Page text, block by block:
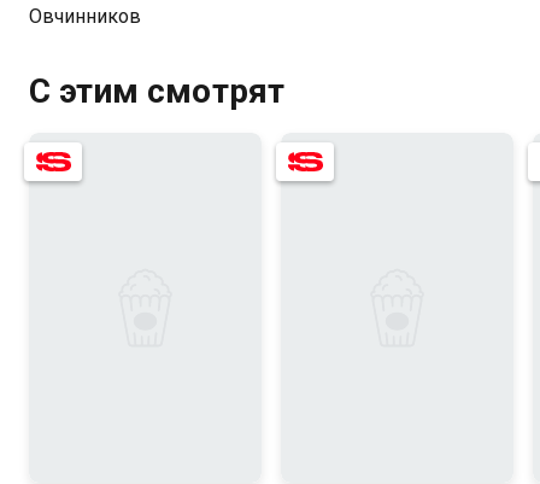
Овчинников
С этим смотрят